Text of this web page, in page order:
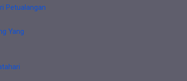
Petualangan
Yang